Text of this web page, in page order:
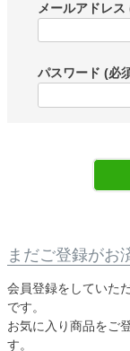
メールアドレス
パスワード (必
まだご登録がお
会員登録をしていた
です。
お気に入り商品をご
す。